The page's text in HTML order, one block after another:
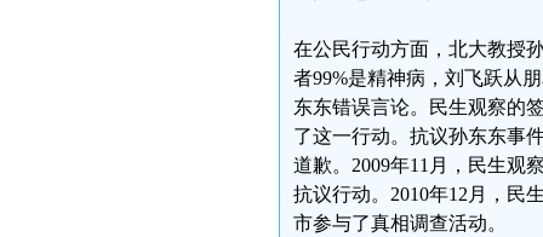
在公民行动方面，北大教授
者99%是精神病，刘飞跃从
东东错误言论。民生观察的
了这一行动。抗议孙东东事
道歉。2009年11月，民生观
抗议行动。2010年12月，民
市参与了真相调查活动。